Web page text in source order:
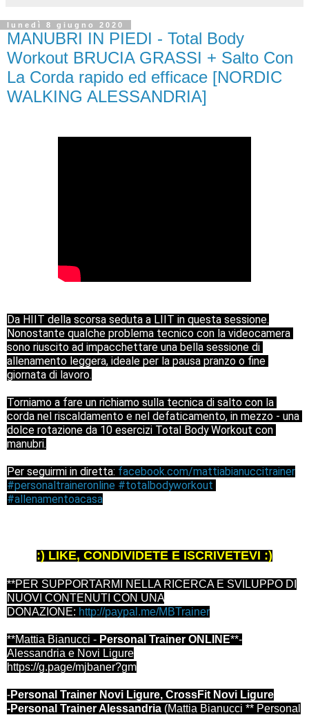
lunedì 8 giugno 2020
MANUBRI IN PIEDI - Total Body
Workout BRUCIA GRASSI + Salto Con
La Corda rapido ed efficace [NORDIC
WALKING ALESSANDRIA]
Da HIIT della scorsa seduta a LIIT in questa sessione.
Nonostante qualche problema tecnico con la videocamera
sono riuscito ad impacchettare una bella sessione di
allenamento leggera, ideale per la pausa pranzo o fine
giornata di lavoro.
Torniamo a fare un richiamo sulla tecnica di salto con la
corda nel riscaldamento e nel defaticamento, in mezzo - una
dolce rotazione da 10 esercizi Total Body Workout con
manubri.
Per seguirmi in diretta: facebook.com/mattiabianuccitrainer
#personaltraineronline #totalbodyworkout
#allenamentoacasa
:) LIKE, CONDIVIDETE E ISCRIVETEVI :)
**PER SUPPORTARMI NELLA RICERCA E SVILUPPO DI
NUOVI CONTENUTI CON UNA
DONAZIONE: http://paypal.me/MBTrainer
**Mattia Bianucci - Personal Trainer ONLINE**-
Alessandria e Novi Ligure
https://g.page/mjbaner?gm
-Personal Trainer Novi Ligure, CrossFit Novi Ligure
-Personal Trainer Alessandria (Mattia Bianucci ** Personal